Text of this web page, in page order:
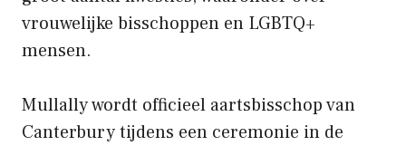
vrouwelijke bisschoppen en LGBTQ+
mensen.
Mullally wordt officieel aartsbisschop van
Canterbury tijdens een ceremonie in de